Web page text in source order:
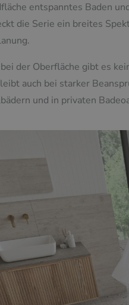
entspanntes Baden
die Serie ein breites
der Oberfläche gibt es
auch bei starker
und in privaten